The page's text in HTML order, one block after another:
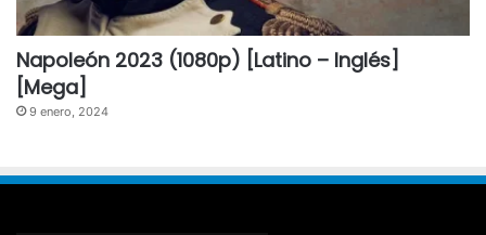
Napoleón 2023 (1080p) [Latino – Inglés]
[Mega]
9 enero, 2024